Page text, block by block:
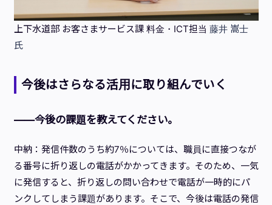
上下水道部 お客さまサービス課 料金・ICT担当 藤井 嵩士
氏
今後はさらなる活用に取り組んでいく
——今後の課題を教えてください。
中納：発信件数のうち約7％については、職員に直接つなが
る番号に折り返しの電話がかかってきます。そのため、一気
に発信すると、折り返しの問い合わせで電話が一時的にパ
ンクしてしまう課題があります。そこで、今後は電話の発信